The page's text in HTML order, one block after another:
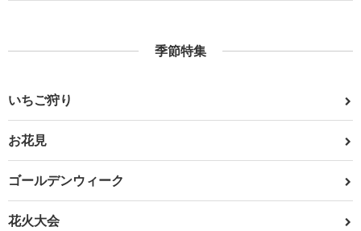
季節特集
いちご狩り
お花見
ゴールデンウィーク
花火大会